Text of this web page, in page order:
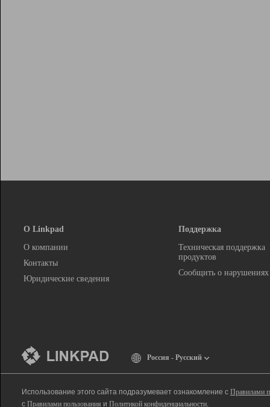
О Linkpad
О компании
Контакты
Юридические сведения
Поддержка
Техническая поддержка
продуктов
Сообщить о нарушениях
Россия - Русский
Использование этого сайта подразумевает ознакомление с Правилами
с Правилами пользования и Политикой конфиденциальности.